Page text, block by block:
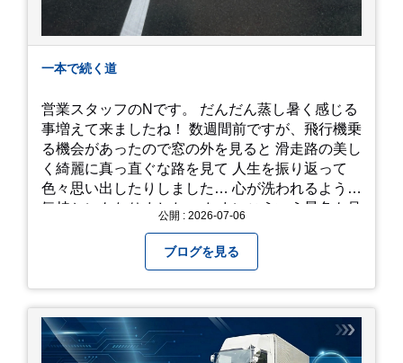
一本で続く道
営業スタッフのNです。 だんだん蒸し暑く感じる
事増えて来ましたね！ 数週間前ですが、飛行機乗
る機会があったので窓の外を見ると 滑走路の美し
く綺麗に真っ直ぐな路を見て 人生を振り返って
色々思い出したりしました… 心が洗われるような
気持ちにもなりました。 たまにこういう景色も見
番になりますが皆様方くれぐれもご自愛ください
公開 : 2026-07-06
ブログを見る